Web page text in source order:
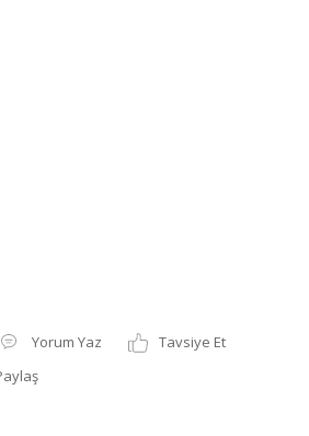
Yorum Yaz
Tavsiye Et